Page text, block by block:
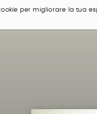
per migliorare la tua